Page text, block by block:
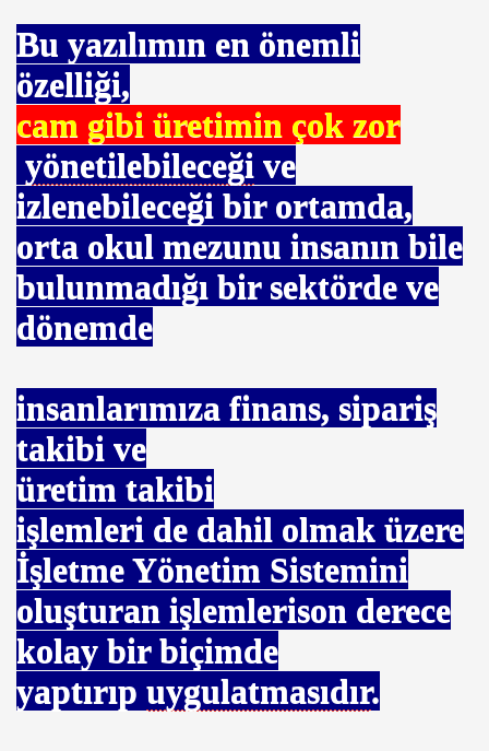
Bu yazılımın en önemli
özelliği,
cam gibi üretimin çok zor
yönetilebileceği ve
izlenebileceği bir ortamda,
orta okul mezunu insanın bile
bulunmadığı bir sektörde ve
dönemde
insanlarımıza finans, sipariş
takibi ve
üretim takibi
işlemleri de dahil olmak üzere
İşletme Yönetim Sistemini
oluşturan işlemlerison derece
kolay bir biçimde
yaptırıp uygulatmasıdır.
TL hibe
Destekler